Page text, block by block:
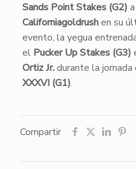
Sands Point Stakes (G2)
Californiagoldrushen su
evento, la yegua
el Pucker Up Stakes (G3)
Ortiz Jr.durante la jornada
XXXVI (G1).
Compartir